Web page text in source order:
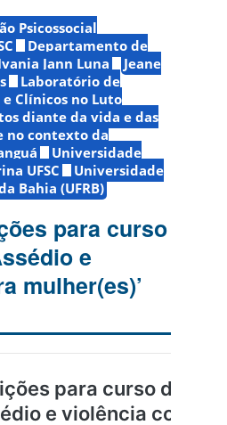
Psicossocial
Departamento de
Jann Luna
Jeane
Laboratório de
e Clínicos no Luto
diante da vida e das
no contexto da
Universidade
UFSC
Universidade
Bahia (UFRB)
para curso
e
mulher(es)’